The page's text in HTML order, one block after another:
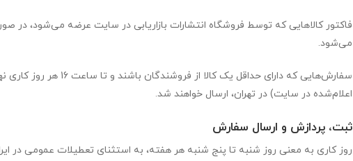
فاکتور کالاهایی که توسط فروشگاه انتشارات بازاریابی در سایت عرضه می‌شود، در
می‌شود.
اعلام‌شده در سایت) در تهران، ارسال خواهند شد.
ثبت، پردازش و ارسال سفارش
روز کاری به معنی روز شنبه تا پنج شنبه هر هفته، به استثنای تعطیلات عمومی